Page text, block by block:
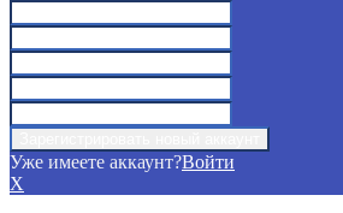
Уже имеете аккаунт?Войти
X